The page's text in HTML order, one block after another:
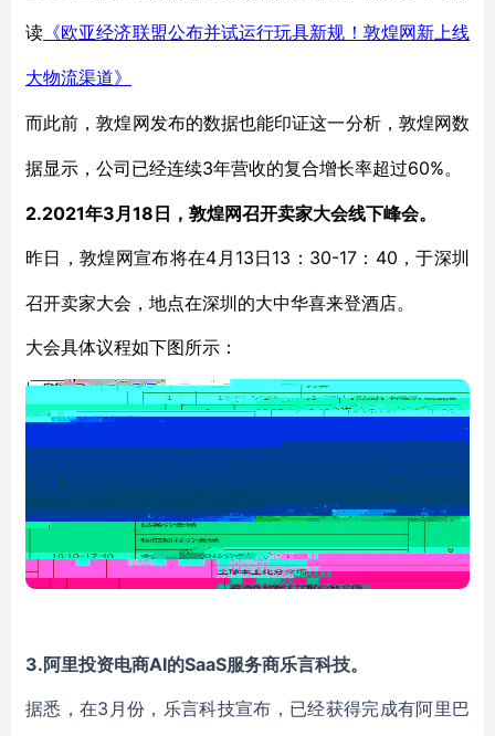
读 《欧亚经济联盟公布并试运行玩具新规！敦煌网新上线
大物流渠道》
而此前，敦煌网发布的数据也能印证这一分析，敦煌网数
据显示，公司已经连续3年营收的复合增长率超过60%。
2.2021年3月18日，敦煌网召开卖家大会线下峰会。
昨日，敦煌网宣布将在4月13日13：30-17：40，于深圳
召开卖家大会，地点在深圳的大中华喜来登酒店。
大会具体议程如下图所示：
3.阿里投资电商AI的SaaS服务商乐言科技。
据悉，在3月份，乐言科技宣布，已经获得完成有阿里巴